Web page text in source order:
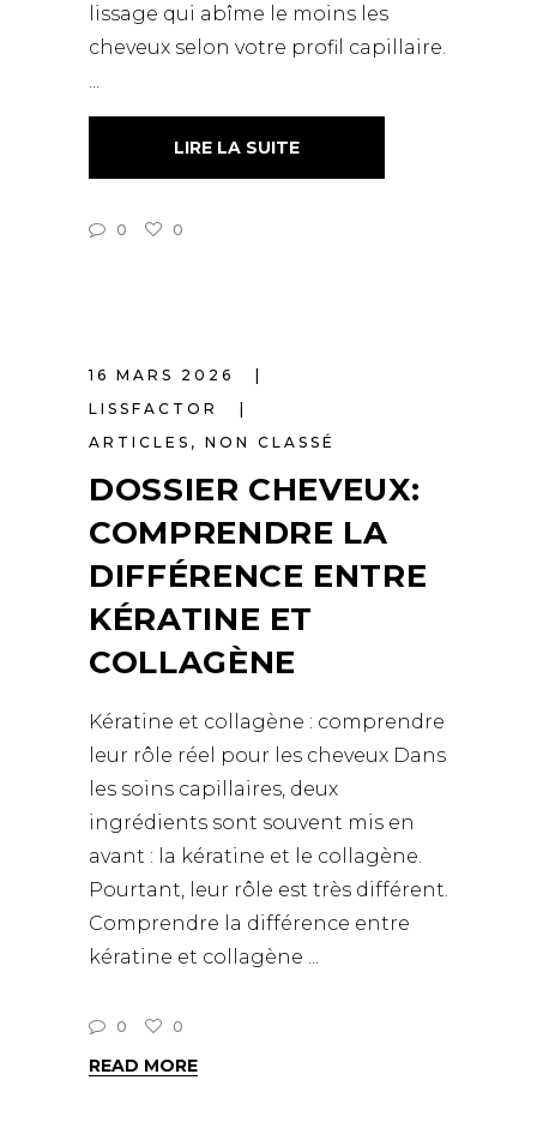
lissage qui abîme le moins les
cheveux selon votre profil capillaire.
LIRE LA SUITE
0 0
16 MARS 2026
LISSFACTOR
ARTICLES , NON CLASSÉ
DOSSIER CHEVEUX:
COMPRENDRE LA
DIFFÉRENCE ENTRE
KÉRATINE ET
COLLAGÈNE
Kératine et collagène : comprendre
leur rôle réel pour les cheveux Dans
les soins capillaires, deux
ingrédients sont souvent mis en
avant : la kératine et le collagène.
Pourtant, leur rôle est très différent.
Comprendre la différence entre
kératine et collagène
0 0
READ MORE